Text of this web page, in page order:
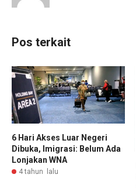
Pos terkait
6 Hari Akses Luar Negeri
Dibuka, Imigrasi: Belum Ada
Lonjakan WNA
4 tahun lalu